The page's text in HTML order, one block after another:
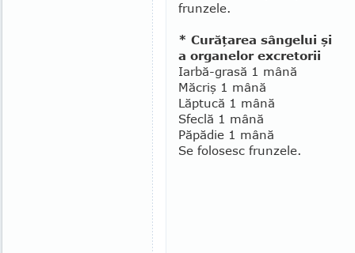
frunzele.
* Curăţarea sângelui şi
a organelor excretorii
Iarbă-grasă 1 mână
Măcriş 1 mână
Lăptucă 1 mână
Sfeclă 1 mână
Păpădie 1 mână
Se folosesc frunzele.